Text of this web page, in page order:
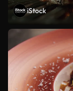
iStock